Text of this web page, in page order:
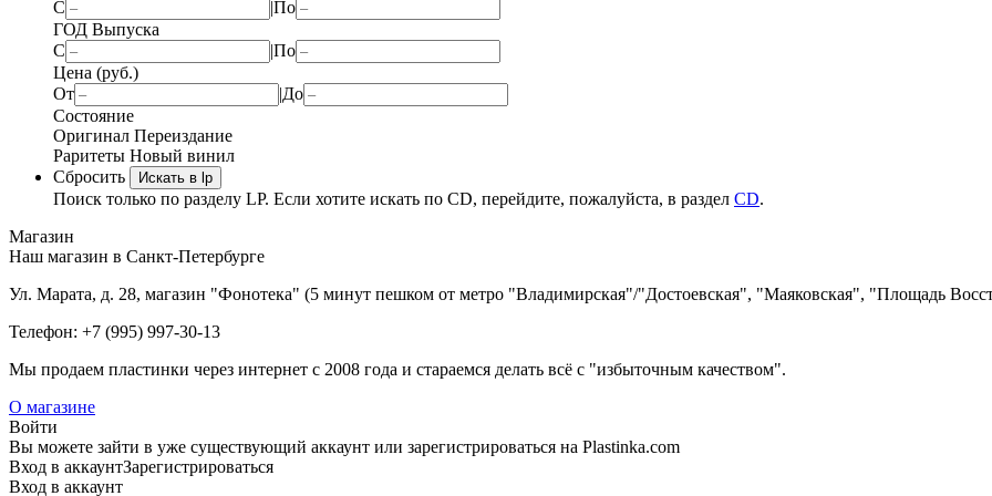
С
|По
ГОД Выпуска
С
|По
Цена (руб.)
От
|До
Состояние
Оригинал Переиздание
Раритеты Новый винил
Сбросить
Искать в lp
Поиск только по разделу LP. Если хотите искать по CD, перейдите, пожалуйста, в раздел CD.
Магазин
Наш магазин в Санкт-Петербурге
Ул. Марата, д. 28, магазин "Фонотека" (5 минут пешком от метро "Владимирская"/"Достоевская", "Маяковская", "Площадь
Телефон: +7 (995) 997-30-13
Мы продаем пластинки через интернет c 2008 года и стараемся делать всё с "избыточным качеством".
О магазине
Войти
Вы можете зайти в уже существующий аккаунт или зарегистрироваться на Plastinka.com
Вход в аккаунтЗарегистрироваться
Вход в аккаунт